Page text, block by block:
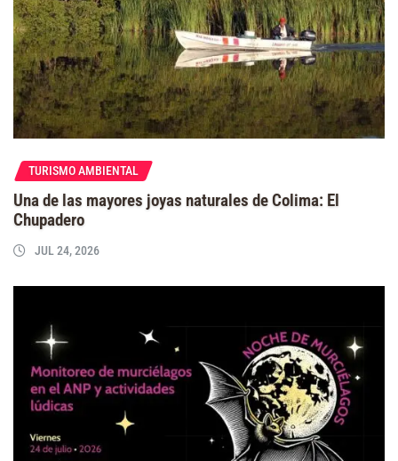
TURISMO AMBIENTAL
Una de las mayores joyas naturales de Colima: El
Chupadero
JUL 24, 2026